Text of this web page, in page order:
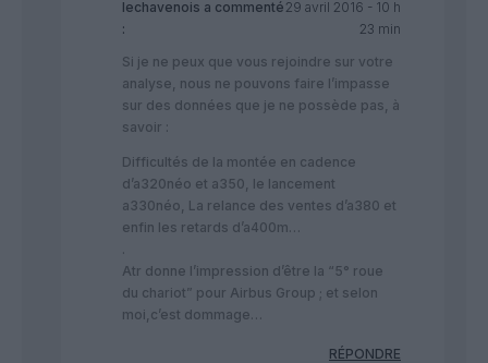
lechavenois a commenté
:
29 avril 2016 - 10 h
23 min
Si je ne peux que vous rejoindre sur votre
analyse, nous ne pouvons faire l’impasse
sur des données que je ne possède pas, à
savoir :
Difficultés de la montée en cadence
d’a320néo et a350, le lancement
a330néo, La relance des ventes d’a380 et
enfin les retards d’a400m…
Atr donne l’impression d’être la “5° roue
du chariot” pour Airbus Group ; et selon
moi,c’est dommage…
RÉPONDRE